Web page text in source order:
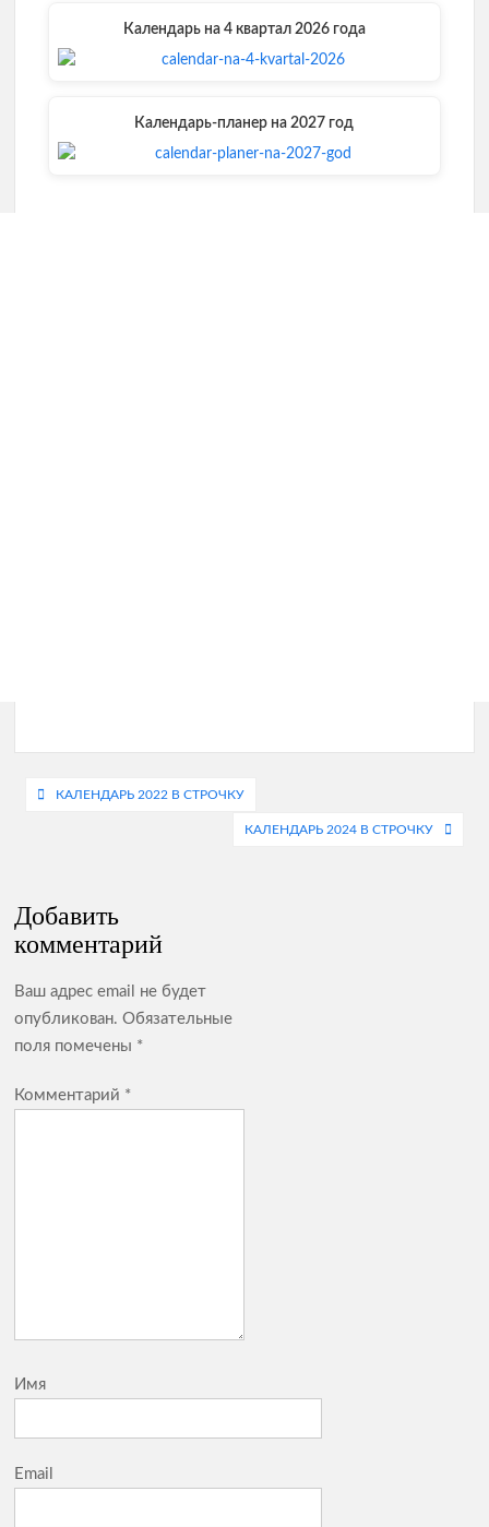
Календарь на 4 квартал 2026 года
Календарь-планер на 2027 год
Навигация
КАЛЕНДАРЬ 2022 В СТРОЧКУ
КАЛЕНДАРЬ 2024 В СТРОЧКУ
Добавить
комментарий
Ваш адрес email не будет
опубликован. Обязательные
поля помечены *
Комментарий *
Имя
Email